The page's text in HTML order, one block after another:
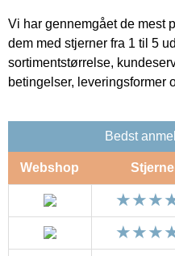
Vi har gennemgået de mest
dem med stjerner fra 1 til 5
sortimentstørrelse,
betingelser, leveringsformer
Bedst
Webshop